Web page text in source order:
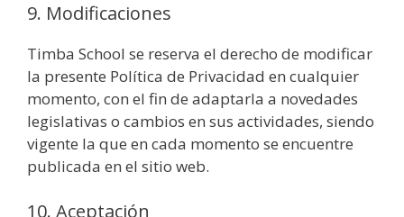
9. Modificaciones
Timba School se reserva el derecho de modificar
la presente Política de Privacidad en cualquier
momento, con el fin de adaptarla a novedades
legislativas o cambios en sus actividades, siendo
vigente la que en cada momento se encuentre
publicada en el sitio web.
10. Aceptación